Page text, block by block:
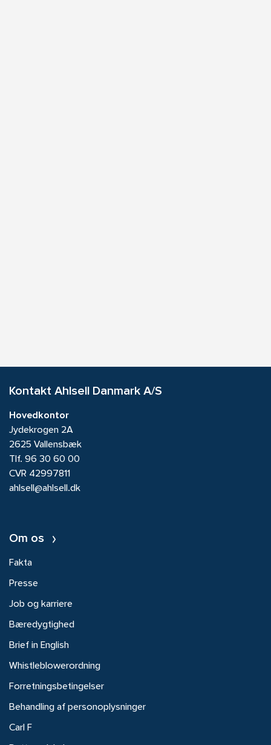
Kontakt Ahlsell Danmark A/S
Hovedkontor
Jydekrogen 2A
2625 Vallensbæk
Tlf. 96 30 60 00
CVR 42997811
ahlsell@ahlsell.dk
Om os
Fakta
Presse
Job og karriere
Bæredygtighed
Brief in English
Whistleblowerordning
Forretningsbetingelser
Behandling af personoplysninger
Carl F